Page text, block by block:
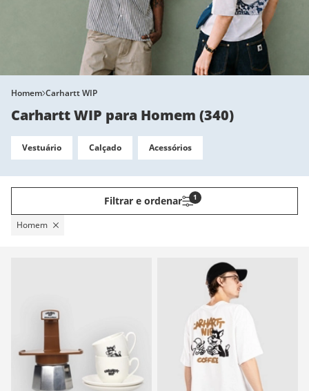
Homem Carhartt WIP
Carhartt WIP para Homem (340)
Vestuário Calçado Acessórios
Filtrar e ordenar 1
Homem